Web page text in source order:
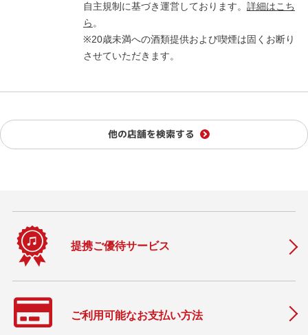
自主規制に基づき運営しております。 詳細はこち
ら。
※20歳未満への酒類提供および喫煙は固くお断り
させていただきます。
他の店舗を検索する
提携ご優待サービス
ご利用可能なお支払い方法